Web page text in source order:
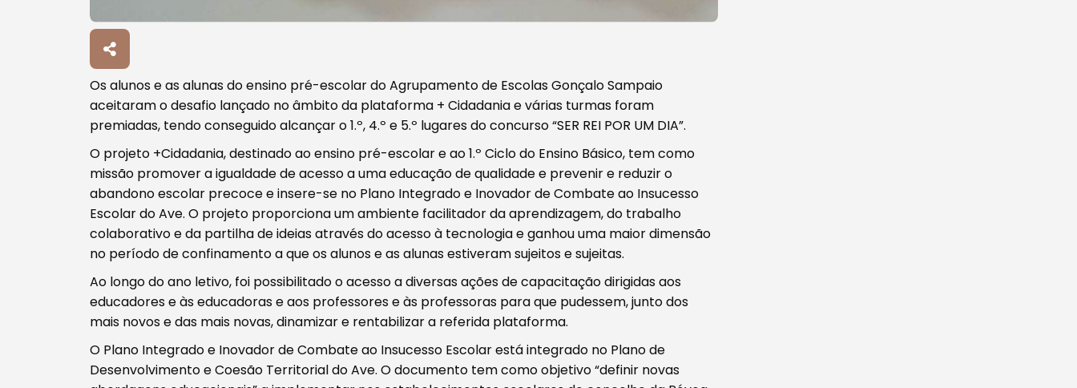
Tipo de conteúdo
Filtros
Os alunos e as alunas do ensino pré-escolar do Agrupamento de Escolas Gonçalo Sampaio
aceitaram o desafio lançado no âmbito da plataforma + Cidadania e várias turmas foram
premiadas, tendo conseguido alcançar o 1.º, 4.º e 5.º lugares do concurso “SER REI POR UM DIA”.
O projeto +Cidadania, destinado ao ensino pré-escolar e ao 1.º Ciclo do Ensino Básico, tem como
missão promover a igualdade de acesso a uma educação de qualidade e prevenir e reduzir o
abandono escolar precoce e insere-se no Plano Integrado e Inovador de Combate ao Insucesso
Escolar do Ave. O projeto proporciona um ambiente facilitador da aprendizagem, do trabalho
colaborativo e da partilha de ideias através do acesso à tecnologia e ganhou uma maior dimensão
no período de confinamento a que os alunos e as alunas estiveram sujeitos e sujeitas.
Ao longo do ano letivo, foi possibilitado o acesso a diversas ações de capacitação dirigidas aos
educadores e às educadoras e aos professores e às professoras para que pudessem, junto dos
mais novos e das mais novas, dinamizar e rentabilizar a referida plataforma.
O Plano Integrado e Inovador de Combate ao Insucesso Escolar está integrado no Plano de
Desenvolvimento e Coesão Territorial do Ave. O documento tem como objetivo “definir novas